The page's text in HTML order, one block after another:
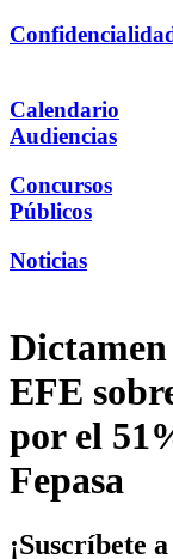
Calendario
Audiencias
Concursos
Públicos
Noticias
Dictamen
EFE
por el
Fepasa
¡Suscríbete